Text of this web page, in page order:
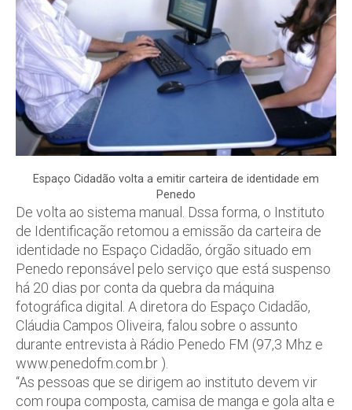
Espaço Cidadão volta a emitir carteira de identidade em
Penedo
De volta ao sistema manual. Dssa forma, o Instituto
de Identificação retomou a emissão da carteira de
identidade no Espaço Cidadão, órgão situado em
Penedo reponsável pelo serviço que está suspenso
há 20 dias por conta da quebra da máquina
fotográfica digital. A diretora do Espaço Cidadão,
Cláudia Campos Oliveira, falou sobre o assunto
durante entrevista à Rádio Penedo FM (97,3 Mhz e
www.penedofm.com.br ).
“As pessoas que se dirigem ao instituto devem vir
com roupa composta, camisa de manga e gola alta e